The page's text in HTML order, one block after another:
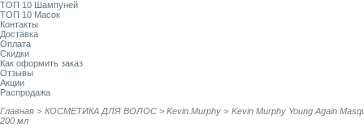
ТОП 10 Шампуней
ТОП 10 Масок
Контакты
Доставка
Оплата
Скидки
Как оформить заказ
Отзывы
Акции
Распродажа
Главная > КОСМЕТИКА ДЛЯ ВОЛОС > Kevin.Murphy > Kevin Murphy Young Again
200 мл